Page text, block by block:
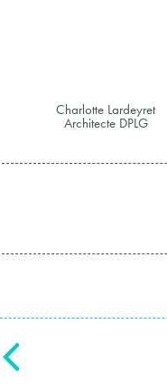
Charlotte Lardeyret
Architecte DPLG